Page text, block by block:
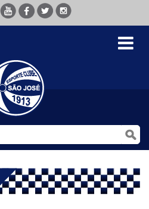
Toggle